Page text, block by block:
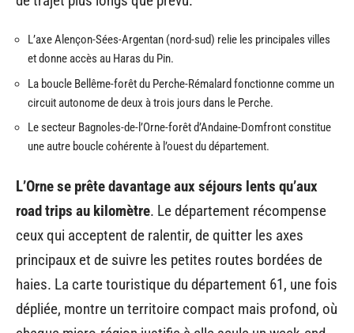
L’axe Alençon-Sées-Argentan (nord-sud) relie les principales villes
et donne accès au Haras du Pin.
La boucle Bellême-forêt du Perche-Rémalard fonctionne comme un
circuit autonome de deux à trois jours dans le Perche.
Le secteur Bagnoles-de-l’Orne-forêt d’Andaine-Domfront constitue
une autre boucle cohérente à l’ouest du département.
L’Orne se prête davantage aux séjours lents qu’aux
road trips au kilomètre. Le département récompense
ceux qui acceptent de ralentir, de quitter les axes
principaux et de suivre les petites routes bordées de
haies. La carte touristique du département 61, une fois
dépliée, montre un territoire compact mais profond, où